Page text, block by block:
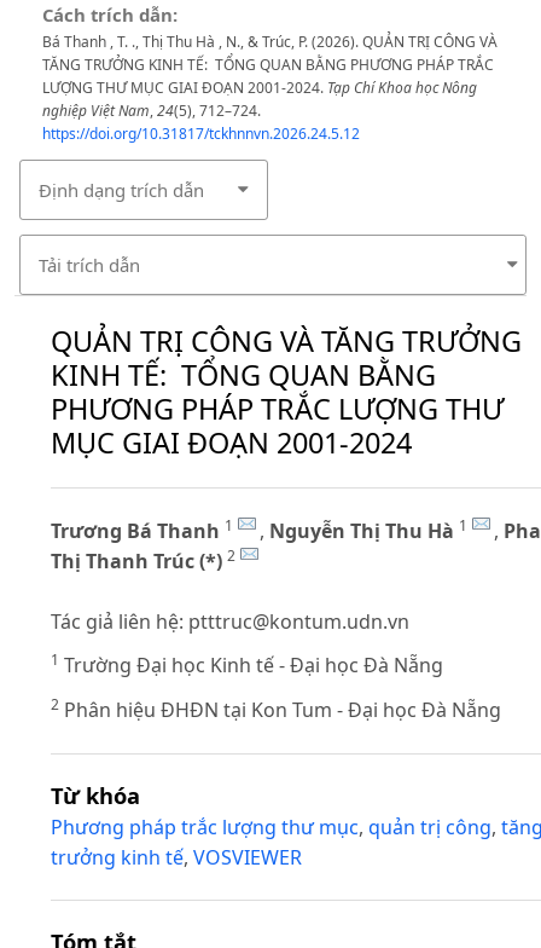
Cách trích dẫn:
Bá Thanh , T. ., Thị Thu Hà , N., & Trúc, P. (2026). QUẢN TRỊ CÔNG VÀ
TĂNG TRƯỞNG KINH TẾ: TỔNG QUAN BẰNG PHƯƠNG PHÁP TRẮC
LƯỢNG THƯ MỤC GIAI ĐOẠN 2001-2024. Tạp Chí Khoa học Nông
nghiệp Việt Nam,24(5), 712–724.
https://doi.org/10.31817/tckhnnvn.2026.24.5.12
Định dạng trích dẫn
Tải trích dẫn
QUẢN TRỊ CÔNG VÀ TĂNG TRƯỞNG
KINH TẾ: TỔNG QUAN BẰNG
PHƯƠNG PHÁP TRẮC LƯỢNG THƯ
MỤC GIAI ĐOẠN 2001-2024
Trương Bá Thanh 1 , Nguyễn Thị Thu Hà 1 ,
Thị Thanh Trúc (*) 2
Tác giả liên hệ: ptttruc@kontum.udn.vn
1 Trường Đại học Kinh tế - Đại học Đà Nẵng
2 Phân hiệu ĐHĐN tại Kon Tum - Đại học Đà Nẵng
Từ khóa
Phương pháp trắc lượng thư mục, quản trị công,
trưởng kinh tế, VOSVIEWER
Tóm tắt